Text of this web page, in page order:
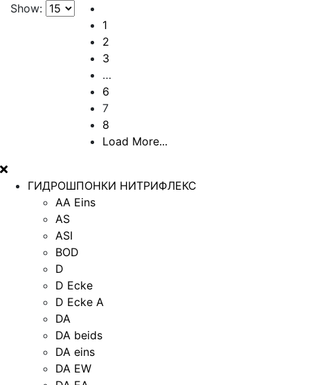
Show:
1
2
3
…
6
7
8
Load More...
ГИДРОШПОНКИ НИТРИФЛЕКС
AA Eins
AS
ASI
BOD
D
D Ecke
D Ecke A
DA
DA beids
DA eins
DA EW